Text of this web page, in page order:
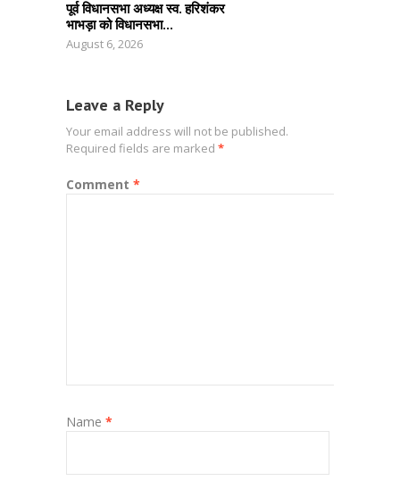
पूर्व विधानसभा अध्यक्ष स्व. हरिशंकर
भाभड़ा को विधानसभा...
August 6, 2026
Leave a Reply
Your email address will not be published.
Required fields are marked *
Comment *
Name *